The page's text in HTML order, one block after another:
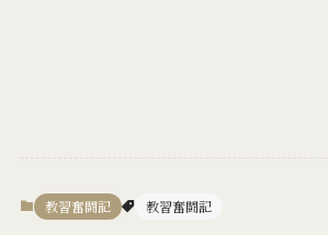
教習奮闘記 教習奮闘記